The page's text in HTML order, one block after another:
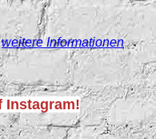
weitere Informationen
Instagram!